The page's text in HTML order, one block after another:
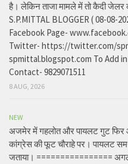
है। लेकिन ताजा मामले में तो कैदी जेलर
S.P.MITTAL BLOGGER ( 08-08-
Facebook Page-
Twitter- https://twitter.com/
spmittal.blogspot.com To Add
Contact- 9829071511
8 AUG, 2026
NEW
अजमेर में गहलोत और पायलट गुट
कांग्रेस की फूट चौराहे पर। पायलट
जताया। ================